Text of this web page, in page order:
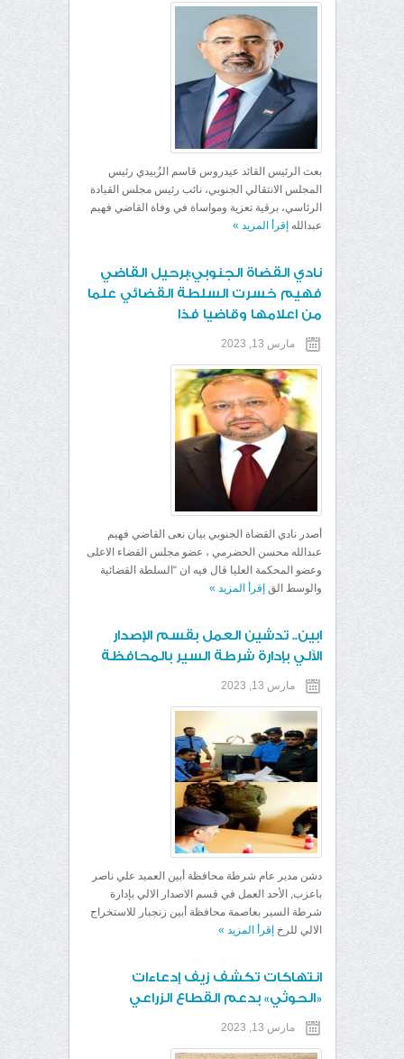
بعث الرئيس القائد عيدروس قاسم الزُبيدي رئيس
المجلس الانتقالي الجنوبي، نائب رئيس مجلس القيادة
الرئاسي، برقية تعزية ومواساة في وفاة القاضي فهيم
عبدالله إقرأ المزيد »
نادي القضاة الجنوبي:برحيل القاضي
فهيم خسرت السلطة القضائي علما
من اعلامها وقاضيا فذا
مارس 13, 2023
أصدر نادي القضاة الجنوبي بيان نعى القاضي فهيم
عبدالله محسن الحضرمي ، عضو مجلس القضاء الاعلى
وعضو المحكمة العليا قال فيه ان “السلطة القضائية
والوسط الق إقرأ المزيد »
ابين.. تدشين العمل بقسم الإصدار
الآلي بإدارة شرطة السير بالمحافظة
مارس 13, 2023
دشن مدير عام شرطة محافظة أبين العميد علي ناصر
باعزب, الأحد العمل في قسم الاصدار الالي بإدارة
شرطة السير بعاصمة محافظة أبين زنجبار للاستخراج
الالي للرخ إقرأ المزيد »
انتهاكات تكشف زيف إدعاءات
«الحوثي» بدعم القطاع الزراعي
مارس 13, 2023